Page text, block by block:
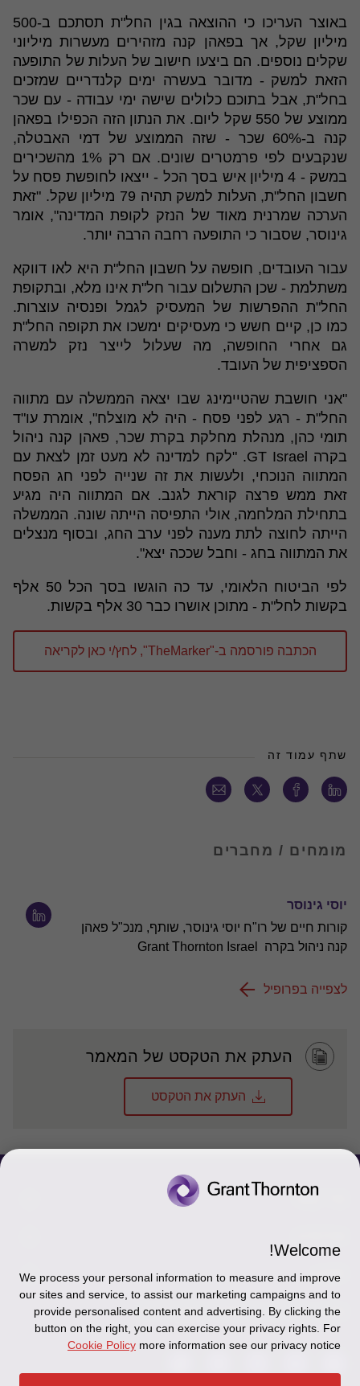
באוצר העריכו כי ההוצאה בגין החל"ת תסתכם ב-500
מיליון שקל, אך בפאהן קנה מזהירים מעשרות מיליוני
שקלים נוספים. הם ביצעו חישוב של העלות של התופעה
הזאת למשק - מדובר בעשרה ימים קלנדריים שמזכים
בחל"ת, אבל בתוכם כלולים שישה ימי עבודה - עם שכר
ממוצע של 550 שקל ליום. את הנתון הזה הכפילו בפאהן
קנה ב-60% שכר - שזה הממוצע של דמי האבטלה,
שנקבעים לפי פרמטרים שונים. אם רק 1% מהשכירים
במשק - 4 מיליון איש בסך הכל - ייצאו לחופשת פסח על
חשבון החל"ת, העלות למשק תהיה 79 מיליון שקל. "זאת
הערכה שמרנית מאוד של הנזק לקופת המדינה", אומר
גינוסר, שסבור כי התופעה רחבה הרבה יותר.
עבור העובדים, חופשה על חשבון החל"ת היא לאו דווקא
משתלמת - שכן התשלום עבור חל"ת אינו מלא, ובתקופת
החל"ת ההפרשות של המעסיק לגמל ופנסיה עוצרות.
כמו כן, קיים חשש כי מעסיקים ימשכו את תקופה החל"ת
גם אחרי החופשה, מה שעלול לייצר נזק למשרה
הספציפית של העובד.
"אני חושבת שהטיימינג שבו יצאה הממשלה עם מתווה
החל"ת - רגע לפני פסח - היה לא מוצלח", אומרת עו"ד
תומי כהן, מנהלת מחלקת בקרת שכר, פאהן קנה ניהול
בקרה GT Israel. "לקח למדינה לא מעט זמן לצאת עם
המתווה הנוכחי, ולעשות את זה שנייה לפני חג הפסח
זאת ממש פרצה קוראת לגנב. אם המתווה היה מגיע
בתחילת המלחמה, אולי התפיסה הייתה שונה. הממשלה
הייתה לחוצה לתת מענה לפני ערב החג, ובסוף מנצלים
את המתווה בחג - וחבל שככה יצא".
לפי הביטוח הלאומי, עד כה הוגשו בסך הכל 50 אלף
בקשות לחל"ת - מתוכן אושרו כבר 30 אלף בקשות.
הכתבה פורסמה ב-"TheMarker", לחץ/י כאן לקריאה
שתף עמוד זה
מומחים / מחברים
יוסי גינוסר
קורות חיים של רו"ח יוסי גינוסר, שותף, מנכ"ל פאהן
קנה ניהול בקרה Grant Thornton Israel
לצפייה בפרופיל
העתק את הטקסט של המאמר
העתק את הטקסט
צור קשר
כניסה לעובדים - דוא"ל
כניסה לעובדים - דוחות עבודה
אודותינו
זיכרון והנצחה
תקנון
מדיניות הפרטיות
Disclaimer
Ethics Hotline
עקבו אחרינו ברשתות החברתיות
Welcome!
We process your personal information to measure and improve
our sites and service, to assist our marketing campaigns and to
provide personalised content and advertising. By clicking the
button on the right, you can exercise your privacy rights. For
more information see our privacy notice
Cookie Policy